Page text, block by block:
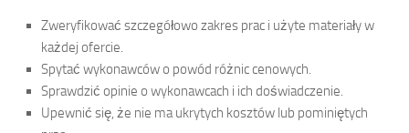
Zweryfikować szczegółowo zakres prac i użyte materiały w
każdej ofercie.
Spytać wykonawców o powód różnic cenowych.
Sprawdzić opinie o wykonawcach i ich doświadczenie.
Upewnić się, że nie ma ukrytych kosztów lub pominiętych